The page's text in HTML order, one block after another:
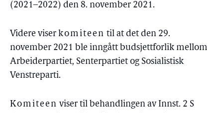
(2021–2022) den 8. november 2021.
Videre viser komiteen til at det den 29.
november 2021 ble inngått budsjettforlik mellom
Arbeiderpartiet, Senterpartiet og Sosialistisk
Venstreparti.
Komiteen viser til behandlingen av Innst. 2 S